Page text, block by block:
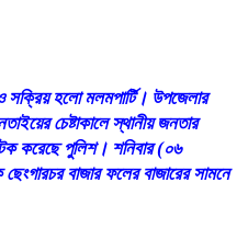
হলো মলমপার্টি। উপজেলার
চেষ্টাকালে স্থানীয় জনতার
করেছে পুলিশ। শনিবার (০৬
বাজার ফলের বাজারের সামনে